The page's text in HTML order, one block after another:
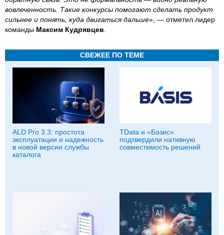
вовлеченность. Такие конкурсы помогают сделать продукт
сильнее и понять, куда двигаться дальше», — отметил лидер
команды Максим Кудрявцев
СВЕЖЕЕ ПО ТЕМЕ
ALD Pro 3.3: простота
эксплуатации и надежность
в новой версии службы
каталога
TData и «Базис»
подтвердили нативную
совместимость решений